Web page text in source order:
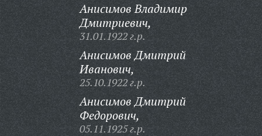
Анисимов Владимир
Дмитриевич,
31.01.1922 г.р.
Анисимов Дмитрий
Иванович,
25.10.1922 г.р.
Анисимов Дмитрий
Федорович,
05.11.1925 г.р.